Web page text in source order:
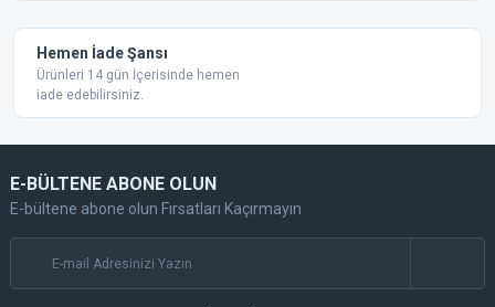
Hemen İade Şansı
Ürünleri 14 gün İçerisinde hemen
iade edebilirsiniz.
E-BÜLTENE ABONE OLUN
E-bültene abone olun Fırsatları Kaçırmayın